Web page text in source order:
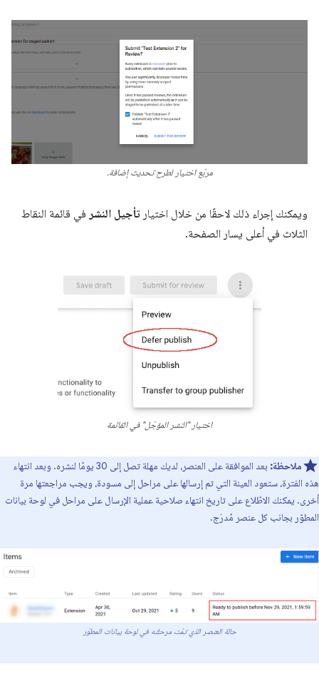
مربّع اختيار لطرح تحديث إضافة.
ويمكنك إجراء ذلك لاحقًا من خلال اختيار تأجيل النشر في قائمة النقاط
الثلاث في أعلى يسار الصفحة.
اختيار "النشر المؤجّل" في القائمة
ملاحظة:
بعد الموافقة على العنصر، لديك مهلة تصل إلى 30 يومًا لنشره. وبعد انتهاء
هذه الفترة، ستعود العينة التي تم إرسالها على مراحل إلى مسودة، ويجب مراجعتها مرة
أخرى. يمكنك الاطّلاع على تاريخ انتهاء صلاحية عملية الإرسال على مراحل في لوحة بيانات
المطوّر بجانب كل عنصر مُدرَج.
حالة العنصر الذي تمّت مرحلته في لوحة بيانات المطوّر